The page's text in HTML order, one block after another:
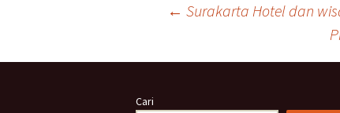
Tulisan
← Surakarta Hotel dan
Cari